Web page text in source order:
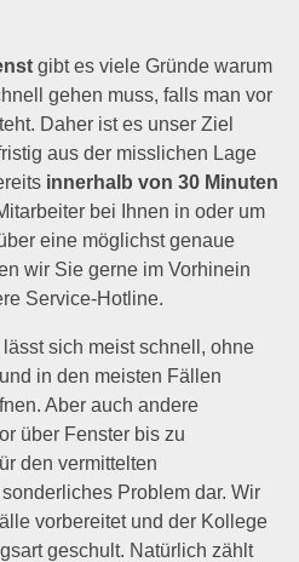
gibt es viele Gründe warum
gehen muss, falls man vor
Daher ist es unser Ziel
aus der misslichen Lage
innerhalb von 30 Minuten
bei Ihnen in oder um
eine möglichst genaue
wir Sie gerne im Vorhinein
Service-Hotline.
sich meist schnell, ohne
in den meisten Fällen
Aber auch andere
über Fenster bis zu
den vermittelten
Problem dar. Wir
vorbereitet und der Kollege
geschult. Natürlich zählt